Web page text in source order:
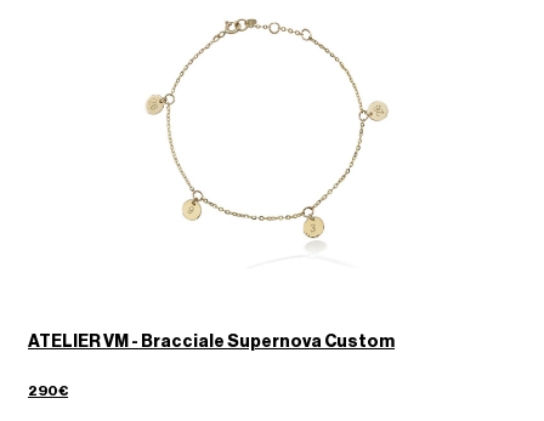
ATELIER VM - Bracciale Supernova Custom
290€